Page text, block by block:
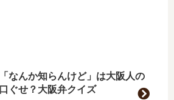
「なんか知らんけど」は大阪人の
口ぐせ？大阪弁クイズ